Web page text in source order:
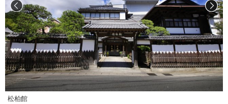
松柏館